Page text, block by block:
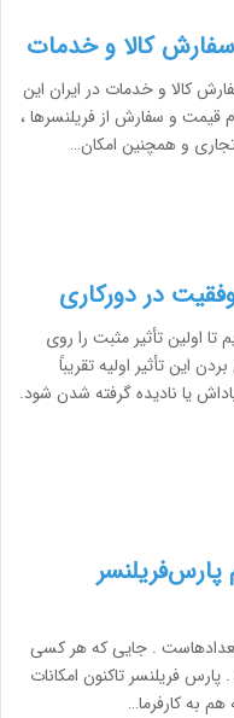
کالا و خدمات
کالا و خدمات در ایران این
قیمت و سفارش از فریلنسرها ،
و همچنین امکان…
در دورکاری
ثانیه وقت داریم تا اولین تأثیر مثبت را روی
این تأثیر اولیه تقریباً
یا نادیده گرفته شدن شود.
. جایی که هر کسی
فریلنسر تاکنون امکانات
به کارفرما…